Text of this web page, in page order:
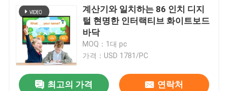
계산기와 일치하는 86 인치 디지
털 현명한 인터랙티브 화이트보드
바닥
MOQ：1대 pc
가격：USD 1781/PC
최고의 가격 연락처